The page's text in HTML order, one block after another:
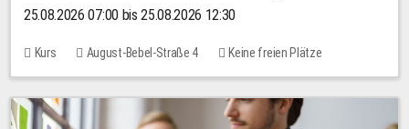
25.08.2026 07:00 bis 25.08.2026 12:30
Kurs August-Bebel-Straße 4 Keine freien Plätze